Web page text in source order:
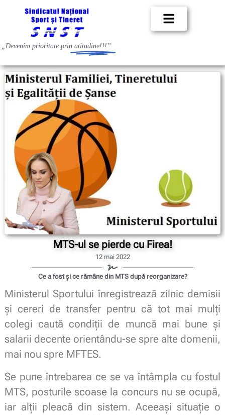
„Devenim prioritate prin atitudine!!!”
MTS-ul se pierde cu Firea!
12 mai 2022
Ce a fost și ce rămâne din MTS după reorganizare?
Ministerul Sportului înregistrează zilnic demisii
și cereri de transfer pentru că tot mai mulți
colegi caută condiții de muncă mai bune și
salarii decente orientându-se spre alte domenii,
mai nou spre MFTES.
Se pune întrebarea ce se va întâmpla cu fostul
MTS, posturile scoase la concurs nu se ocupă,
iar alții pleacă din sistem. Aceeași situație o